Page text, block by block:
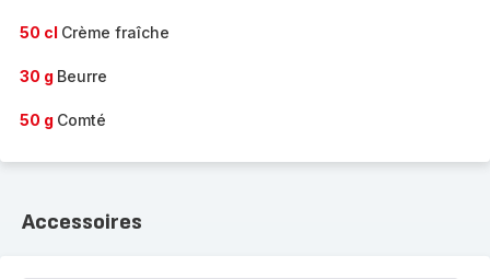
50 cl Crème fraîche
30 g Beurre
50 g Comté
Accessoires